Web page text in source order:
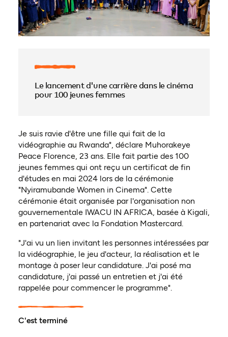
Le lancement d'une carrière dans le cinéma
pour 100 jeunes femmes
Je suis ravie d'être une fille qui fait de la
vidéographie au Rwanda", déclare Muhorakeye
Peace Florence, 23 ans. Elle fait partie des 100
jeunes femmes qui ont reçu un certificat de fin
d'études en mai 2024 lors de la cérémonie
"Nyiramubande Women in Cinema". Cette
cérémonie était organisée par l'organisation non
gouvernementale IWACU IN AFRICA, basée à Kigali,
en partenariat avec la Fondation Mastercard.
"J'ai vu un lien invitant les personnes intéressées par
la vidéographie, le jeu d'acteur, la réalisation et le
montage à poser leur candidature. J'ai posé ma
candidature, j'ai passé un entretien et j'ai été
rappelée pour commencer le programme".
C'est terminé